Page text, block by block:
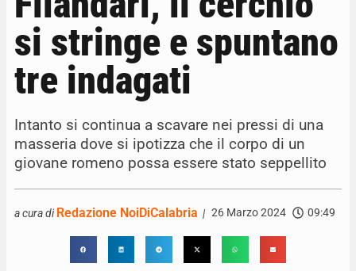
si stringe e spuntano
tre indagati
Intanto si continua a scavare nei pressi di una
masseria dove si ipotizza che il corpo di un
giovane romeno possa essere stato seppellito
a cura di Redazione NoiDiCalabria | 26 Marzo 2024 09:49